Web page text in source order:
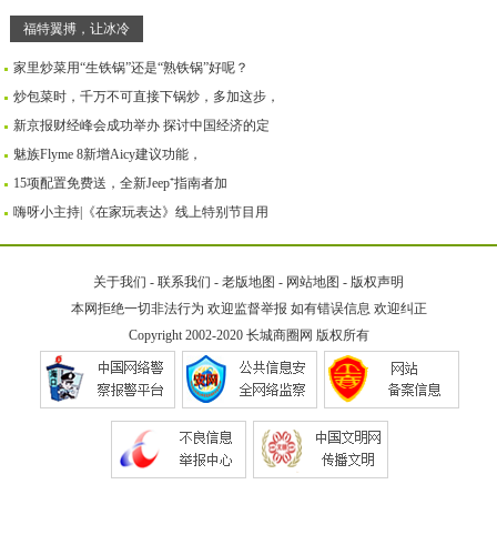
福特翼搏，让冰冷
家里炒菜用“生铁锅”还是“熟铁锅”好呢？
炒包菜时，千万不可直接下锅炒，多加这步，
新京报财经峰会成功举办 探讨中国经济的定
魅族Flyme 8新增Aicy建议功能，
15项配置免费送，全新Jeep⁺指南者加
嗨呀小主持|《在家玩表达》线上特别节目用
关于我们 - 联系我们 - 老版地图 - 网站地图 - 版权声明
本网拒绝一切非法行为 欢迎监督举报 如有错误信息 欢迎纠正
Copyright 2002-2020 长城商圈网 版权所有